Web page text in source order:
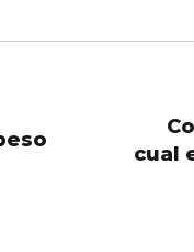
cual